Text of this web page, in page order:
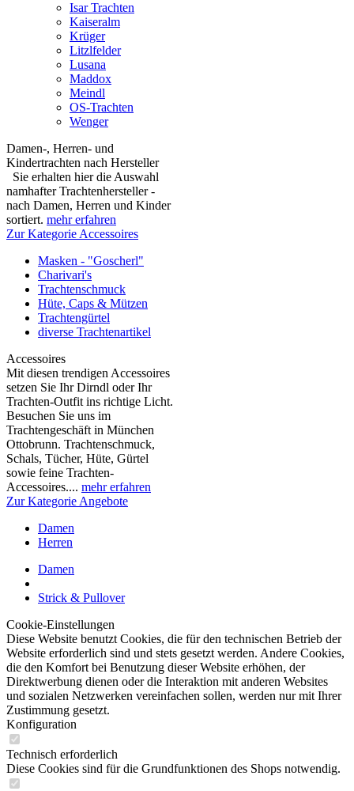
Isar Trachten
Kaiseralm
Krüger
Litzlfelder
Lusana
Maddox
Meindl
OS-Trachten
Wenger
Damen-, Herren- und
Kindertrachten nach Hersteller
Sie erhalten hier die Auswahl
namhafter Trachtenhersteller -
nach Damen, Herren und Kinder
sortiert. mehr erfahren
Zur Kategorie Accessoires
Masken - "Goscherl"
Charivari's
Trachtenschmuck
Hüte, Caps & Mützen
Trachtengürtel
diverse Trachtenartikel
Accessoires
Mit diesen trendigen Accessoires
setzen Sie Ihr Dirndl oder Ihr
Trachten-Outfit ins richtige Licht.
Besuchen Sie uns im
Trachtengeschäft in München
Ottobrunn. Trachtenschmuck,
Schals, Tücher, Hüte, Gürtel
sowie feine Trachten-
Accessoires.... mehr erfahren
Zur Kategorie Angebote
Damen
Herren
Damen
Strick & Pullover
Cookie-Einstellungen
Diese Website benutzt Cookies, die für den technischen Betrieb der
Website erforderlich sind und stets gesetzt werden. Andere Cookies,
die den Komfort bei Benutzung dieser Website erhöhen, der
Direktwerbung dienen oder die Interaktion mit anderen Websites
und sozialen Netzwerken vereinfachen sollen, werden nur mit Ihrer
Zustimmung gesetzt.
Konfiguration
Technisch erforderlich
Diese Cookies sind für die Grundfunktionen des Shops notwendig.